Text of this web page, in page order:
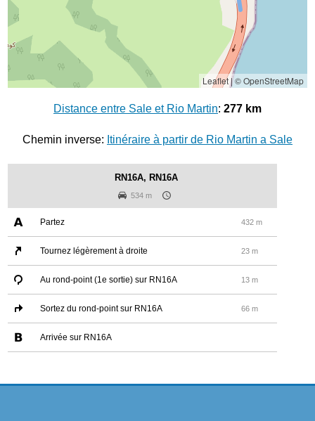
Leaflet|© OpenStreetMap
Distance entre Sale et Rio Martin: 277 km
Chemin inverse: Itinéraire à partir de Rio Martin a Sale
RN16A, RN16A
534 m
Partez 432 m
Tournez légèrement à droite 23 m
Au rond-point (1e sortie) sur RN16A 13 m
Sortez du rond-point sur RN16A 66 m
Arrivée sur RN16A